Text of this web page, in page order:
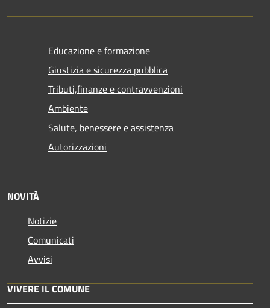
Educazione e formazione
Giustizia e sicurezza pubblica
Tributi,finanze e contravvenzioni
Ambiente
Salute, benessere e assistenza
Autorizzazioni
NOVITÀ
Notizie
Comunicati
Avvisi
VIVERE IL COMUNE